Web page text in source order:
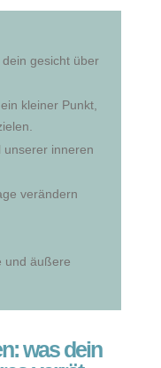
gesicht über
kleiner Punkt,
unserer inneren
verändern
und äußere
was dein